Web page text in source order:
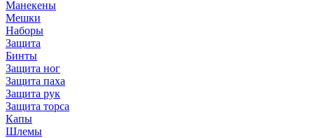
Манекены
Мешки
Наборы
Защита
Бинты
Защита ног
Защита паха
Защита рук
Защита торса
Капы
Шлемы